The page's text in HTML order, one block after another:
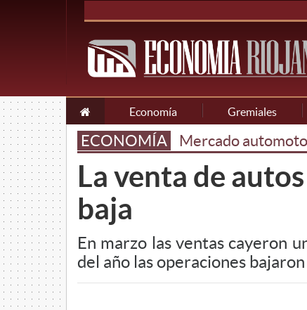
Economía Gremiales
ECONOMÍA Mercado
La venta de
baja
En marzo las ventas cayeron
del año las operaciones